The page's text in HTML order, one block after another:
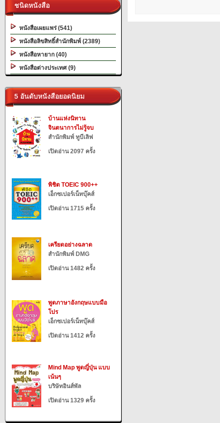
ชนิดหนังสือ
หนังสือเผยแพร่ (541)
หนังสือลิขสิทธิ์สำนักพิมพ์ (2389)
หนังสือหายาก (40)
หนังสือต่างประเทศ (9)
5 อันดับหนังสือยอดนิยม
บ้านแห่งนิทาน
จินตนาการไม่รู้จบ
สำนักพิมพ์ ทูบีเลิฟ
เปิดอ่าน 2097 ครั้ง
พิชิต TOEIC 900++
เอ็กซเปอร์เน็ทบุ๊คส์
เปิดอ่าน 1715 ครั้ง
เครียดอย่างฉลาด
สำนักพิมพ์ DMG
เปิดอ่าน 1482 ครั้ง
พูดภาษาอังกฤษแบบมือ
โปร
เอ็กซเปอร์เน็ทบุ๊คส์
เปิดอ่าน 1412 ครั้ง
Mind Map พูดญี่ปุ่น แบบ
เน้นๆ
บริษัทอินส์พัล
เปิดอ่าน 1329 ครั้ง